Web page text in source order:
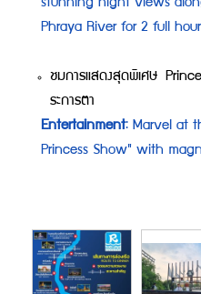
stunning night views
Phraya River for 2 full
ชมการแสดงสุดพิเศษ
ระการตา
Entertainment: Marvel at
Princess Show" with